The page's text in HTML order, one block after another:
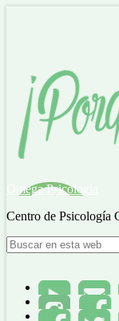
Omega Psicología
Centro de Psicología